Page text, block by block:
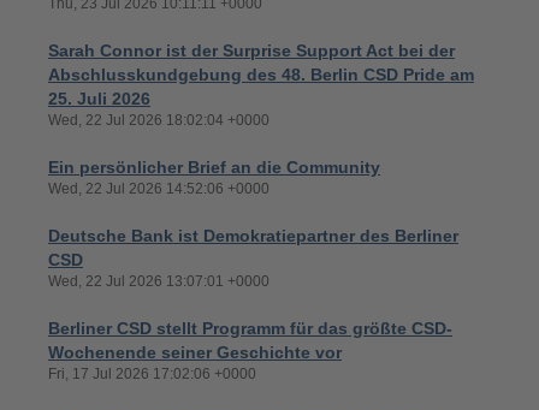
Thu, 23 Jul 2026 10:11:11 +0000
Sarah Connor ist der Surprise Support Act bei der
Abschlusskundgebung des 48. Berlin CSD Pride am
25. Juli 2026
Wed, 22 Jul 2026 18:02:04 +0000
Ein persönlicher Brief an die Community
Wed, 22 Jul 2026 14:52:06 +0000
Deutsche Bank ist Demokratiepartner des Berliner
CSD
Wed, 22 Jul 2026 13:07:01 +0000
Berliner CSD stellt Programm für das größte CSD-
Wochenende seiner Geschichte vor
Fri, 17 Jul 2026 17:02:06 +0000